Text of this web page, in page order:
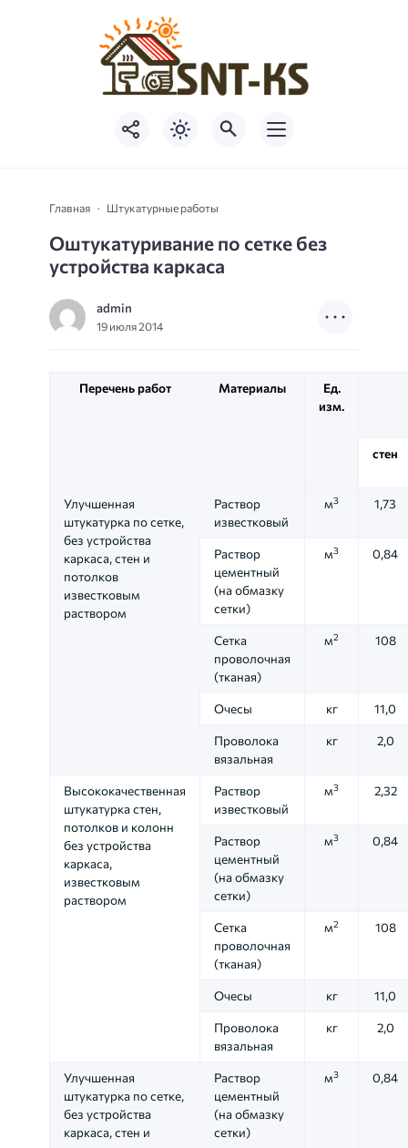
Главная Штукатурные работы
Оштукатуривание по сетке без
устройства каркаса
admin
19 июля 2014
Перечень работ Материалы
Ед.
изм.
стен
Улучшенная
штукатурка по сетке,
без устройства
каркаса, стен и
потолков
известковым
раствором
Раствор
известковый
м3 1,73
Раствор
цементный
(на обмазку
сетки)
м3 0,84
Сетка
проволочная
(тканая)
м2 108
Очесы кг 11,0
Проволока
вязальная
кг 2,0
Высококачественная
штукатурка стен,
потолков и колонн
без устройства
каркаса,
известковым
раствором
Раствор
известковый
м3 2,32
Раствор
цементный
(на обмазку
сетки)
м3 0,84
Сетка
проволочная
(тканая)
м2 108
Очесы кг 11,0
Проволока
вязальная
кг 2,0
Улучшенная
штукатурка по сетке,
без устройства
каркаса, стен и
Раствор
цементный
(на обмазку
сетки)
м3 0,84